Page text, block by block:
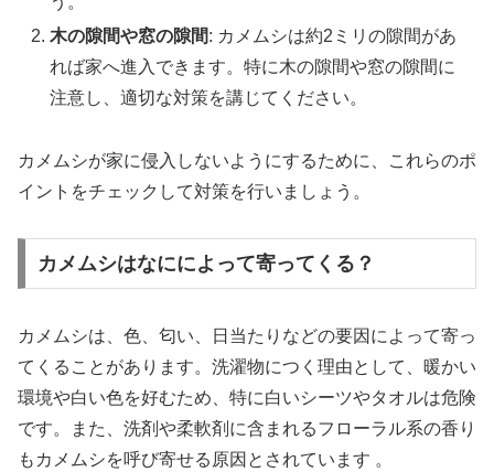
木の隙間や窓の隙間: カメムシは約2ミリの隙間があ
れば家へ進入できます。特に木の隙間や窓の隙間に
注意し、適切な対策を講じてください。
カメムシが家に侵入しないようにするために、これらのポ
イントをチェックして対策を行いましょう。
カメムシはなにによって寄ってくる？
カメムシは、色、匂い、日当たりなどの要因によって寄っ
てくることがあります。洗濯物につく理由として、暖かい
環境や白い色を好むため、特に白いシーツやタオルは危険
です。また、洗剤や柔軟剤に含まれるフローラル系の香り
もカメムシを呼び寄せる原因とされています 。